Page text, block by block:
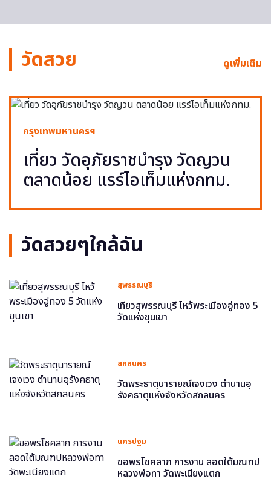
วัดสวย ดูเพิ่มเติม
กรุงเทพมหานครฯ
เที่ยว วัดอุภัยราชบำรุง วัดญวน
ตลาดน้อย แรร์ไอเท็มแห่งกทม.
วัดสวยๆใกล้ฉัน
สุพรรณบุรี
เที่ยวสุพรรณบุรี ไหว้พระเมืองอู่ทอง 5
วัดแห่งขุนเขา
สกลนคร
วัดพระธาตุนารายณ์เจงเวง ตำนานอุ
รังคธาตุแห่งจังหวัดสกลนคร
นครปฐม
ขอพรโชคลาภ การงาน ลอดใต้มณฑป
หลวงพ่อทา วัดพะเนียงแตก